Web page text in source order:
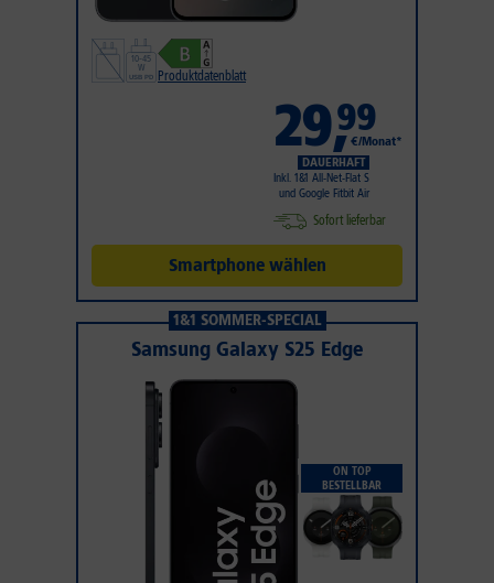
Produktdatenblatt
29,99
€/Monat*
DAUERHAFT
Inkl. 1&1 All-Net-Flat S
und Google Fitbit Air
Sofort lieferbar
Smartphone wählen
1&1 SOMMER-SPECIAL
Samsung Galaxy S25 Edge
ON TOP
BESTELLBAR